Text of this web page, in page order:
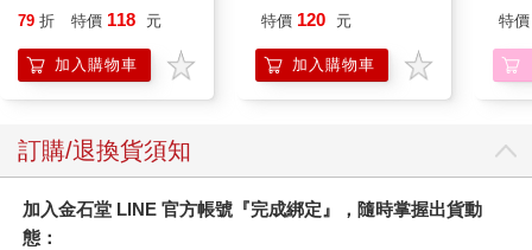
79 折 特價 118 元
加入購物車
特價 120 元
加入購物車
特價
訂購/退換貨須知
加入金石堂 LINE 官方帳號『完成綁定』，隨時掌握出貨動
態：